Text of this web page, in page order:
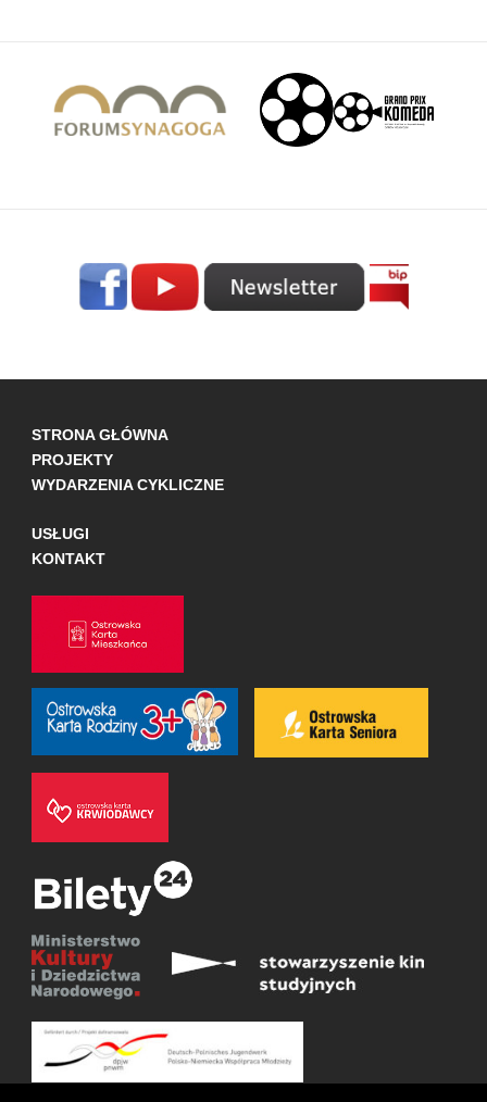
STRONA GŁÓWNA
PROJEKTY
WYDARZENIA CYKLICZNE
USŁUGI
KONTAKT